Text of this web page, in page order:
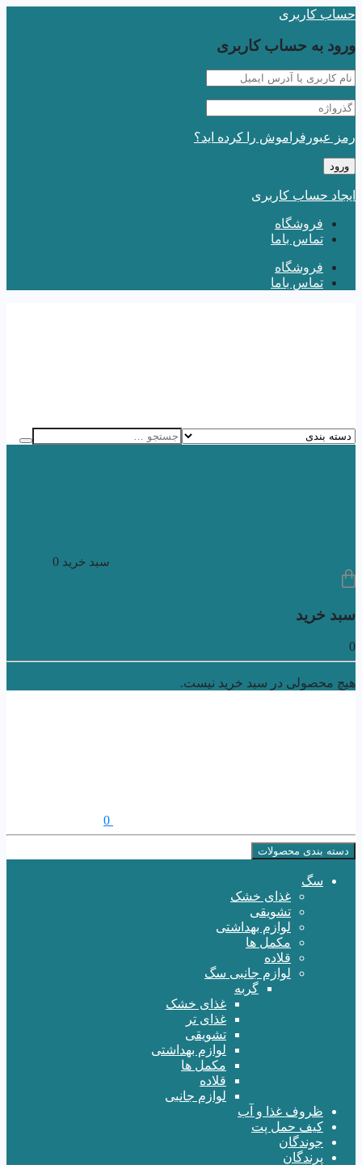
حساب کاربری
ورود به حساب کاربری
رمز عبورفراموش را کرده اید؟
ایجاد حساب کاربری
فروشگاه
تماس باما
فروشگاه
تماس باما
سبد خرید 0
سبد خرید
0
هیچ محصولی در سبد خرید نیست.
0
دسته بندی محصولات
سگ
غذای خشک
تشویقی
لوازم بهداشتی
مکمل ها
قلاده
لوازم جانبی سگ
گربه
غذای خشک
غذای تر
تشویقی
لوازم بهداشتی
مکمل ها
قلاده
لوازم جانبی
ظروف غذا و آب
کیف حمل پت
جوندگان
پرندگان